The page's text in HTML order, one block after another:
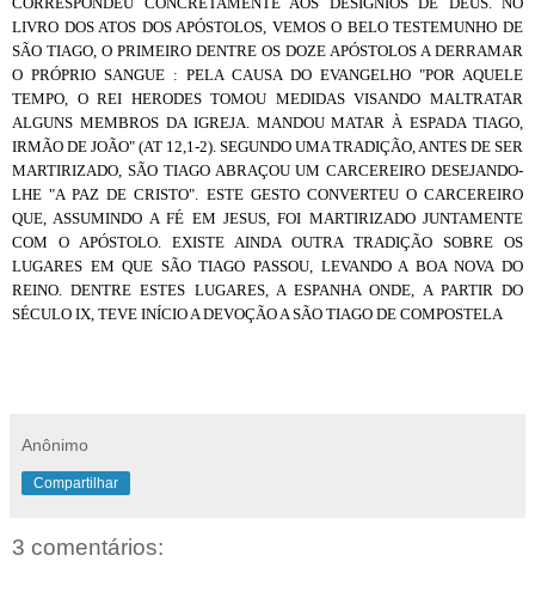
LIVRO DOS ATOS DOS APÓSTOLOS, VEMOS O BELO TESTEMUNHO DE
SÃO TIAGO, O PRIMEIRO DENTRE OS DOZE APÓSTOLOS A DERRAMAR
O PRÓPRIO SANGUE : PELA CAUSA DO EVANGELHO "POR AQUELE
TEMPO, O REI HERODES TOMOU MEDIDAS VISANDO MALTRATAR
ALGUNS MEMBROS DA IGREJA. MANDOU MATAR À ESPADA TIAGO,
IRMÃO DE JOÃO" (AT 12,1-2). SEGUNDO UMA TRADIÇÃO, ANTES DE SER
MARTIRIZADO, SÃO TIAGO ABRAÇOU UM CARCEREIRO DESEJANDO-
LHE "A PAZ DE CRISTO". ESTE GESTO CONVERTEU O CARCEREIRO
QUE, ASSUMINDO A FÉ EM JESUS, FOI MARTIRIZADO JUNTAMENTE
COM O APÓSTOLO. EXISTE AINDA OUTRA TRADIÇÃO SOBRE OS
LUGARES EM QUE SÃO TIAGO PASSOU, LEVANDO A BOA NOVA DO
REINO. DENTRE ESTES LUGARES, A ESPANHA ONDE, A PARTIR DO
SÉCULO IX, TEVE INÍCIO A DEVOÇÃO A SÃO TIAGO DE COMPOSTELA
Anônimo
Compartilhar
3 comentários: